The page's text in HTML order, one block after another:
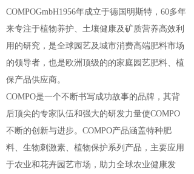
COMPOGmbH1956年成立于德国明斯特，60多年
来专注于植物养护、土壤健康及矿质营养高效利
用的研究，是全球园艺及城市消费高端肥料市场
的领导者，也是欧洲顶级的的家庭园艺肥料、植
保产品供应商。
COMPO是一个不断书写成功故事的品牌，其背
后顶尖的专家队伍和强大的研发力量使COMPO
不断的创新与进步。COMPO产品涵盖特种肥
料、生物刺激素、植物保护系列产品，主要应用
于农业和花卉园艺市场，助力全球农业健康发